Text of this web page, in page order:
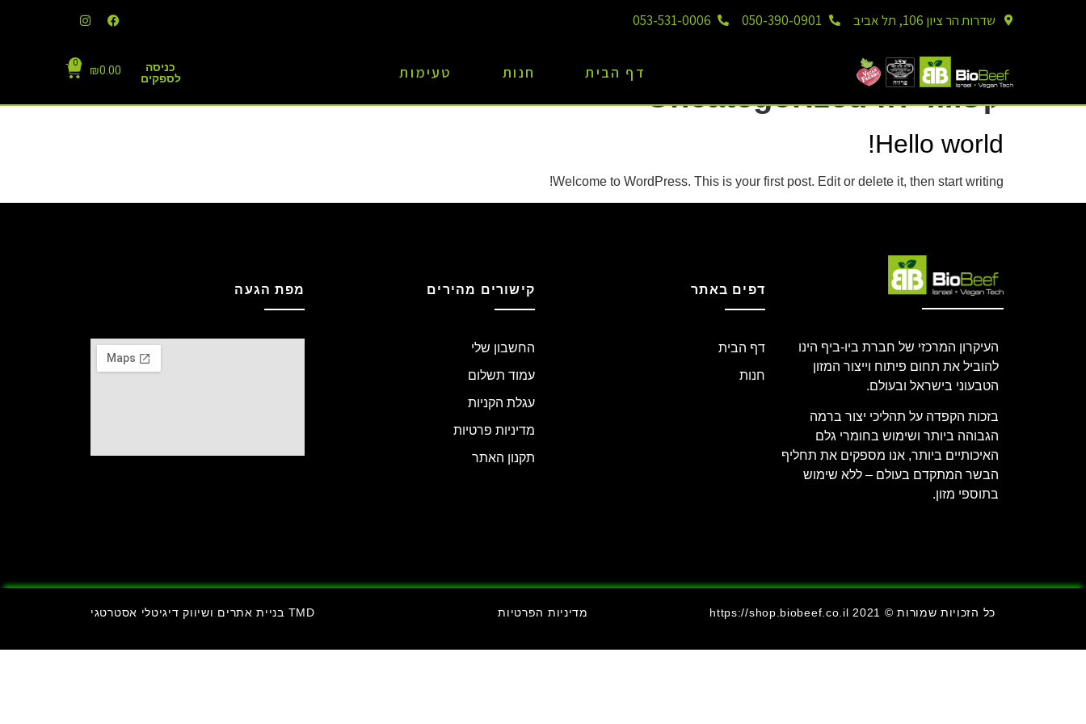
שדרות הר ציון 106, תל אביב 050-390-0901
053-531-0006
דף הבית חנות טעימות
כניסה
לספקים
₪0.00
0
קטגוריה:Uncategorized
Hello world!
Welcome to WordPress. This is your first post. Edit or delete it, then start writing!
העיקרון המרכזי של חברת ביו-ביף הינו
להוביל את תחום פיתוח וייצור המזון
הטבעוני בישראל ובעולם.
בזכות הקפדה על תהליכי יצור ברמה
הגבוהה ביותר ושימוש בחומרי גלם
האיכותיים ביותר, אנו מספקים את תחליף
הבשר המתקדם בעולם – ללא שימוש
בתוספי מזון.
דפים באתר
דף הבית
חנות
קישורים מהירים
החשבון שלי
עמוד תשלום
עגלת הקניות
מדיניות פרטיות
תקנון האתר
מפת הגעה
כל הזכויות שמורות © https://shop.biobeef.co.il 2021 מדיניות הפרטיות TMD בניית אתרים ושיווק דיגיטלי אסטרטגי